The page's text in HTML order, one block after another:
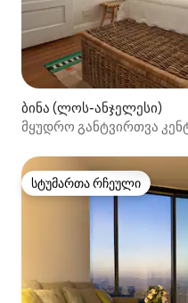
ბინა (ლოს-ანჯელესი)
მყუდრო განტვირთვა
სტუმართა რჩეული
სტუმართა რჩეული